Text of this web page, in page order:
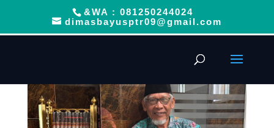
&WA : 081250244024
dimasbayusptr09@gmail.com